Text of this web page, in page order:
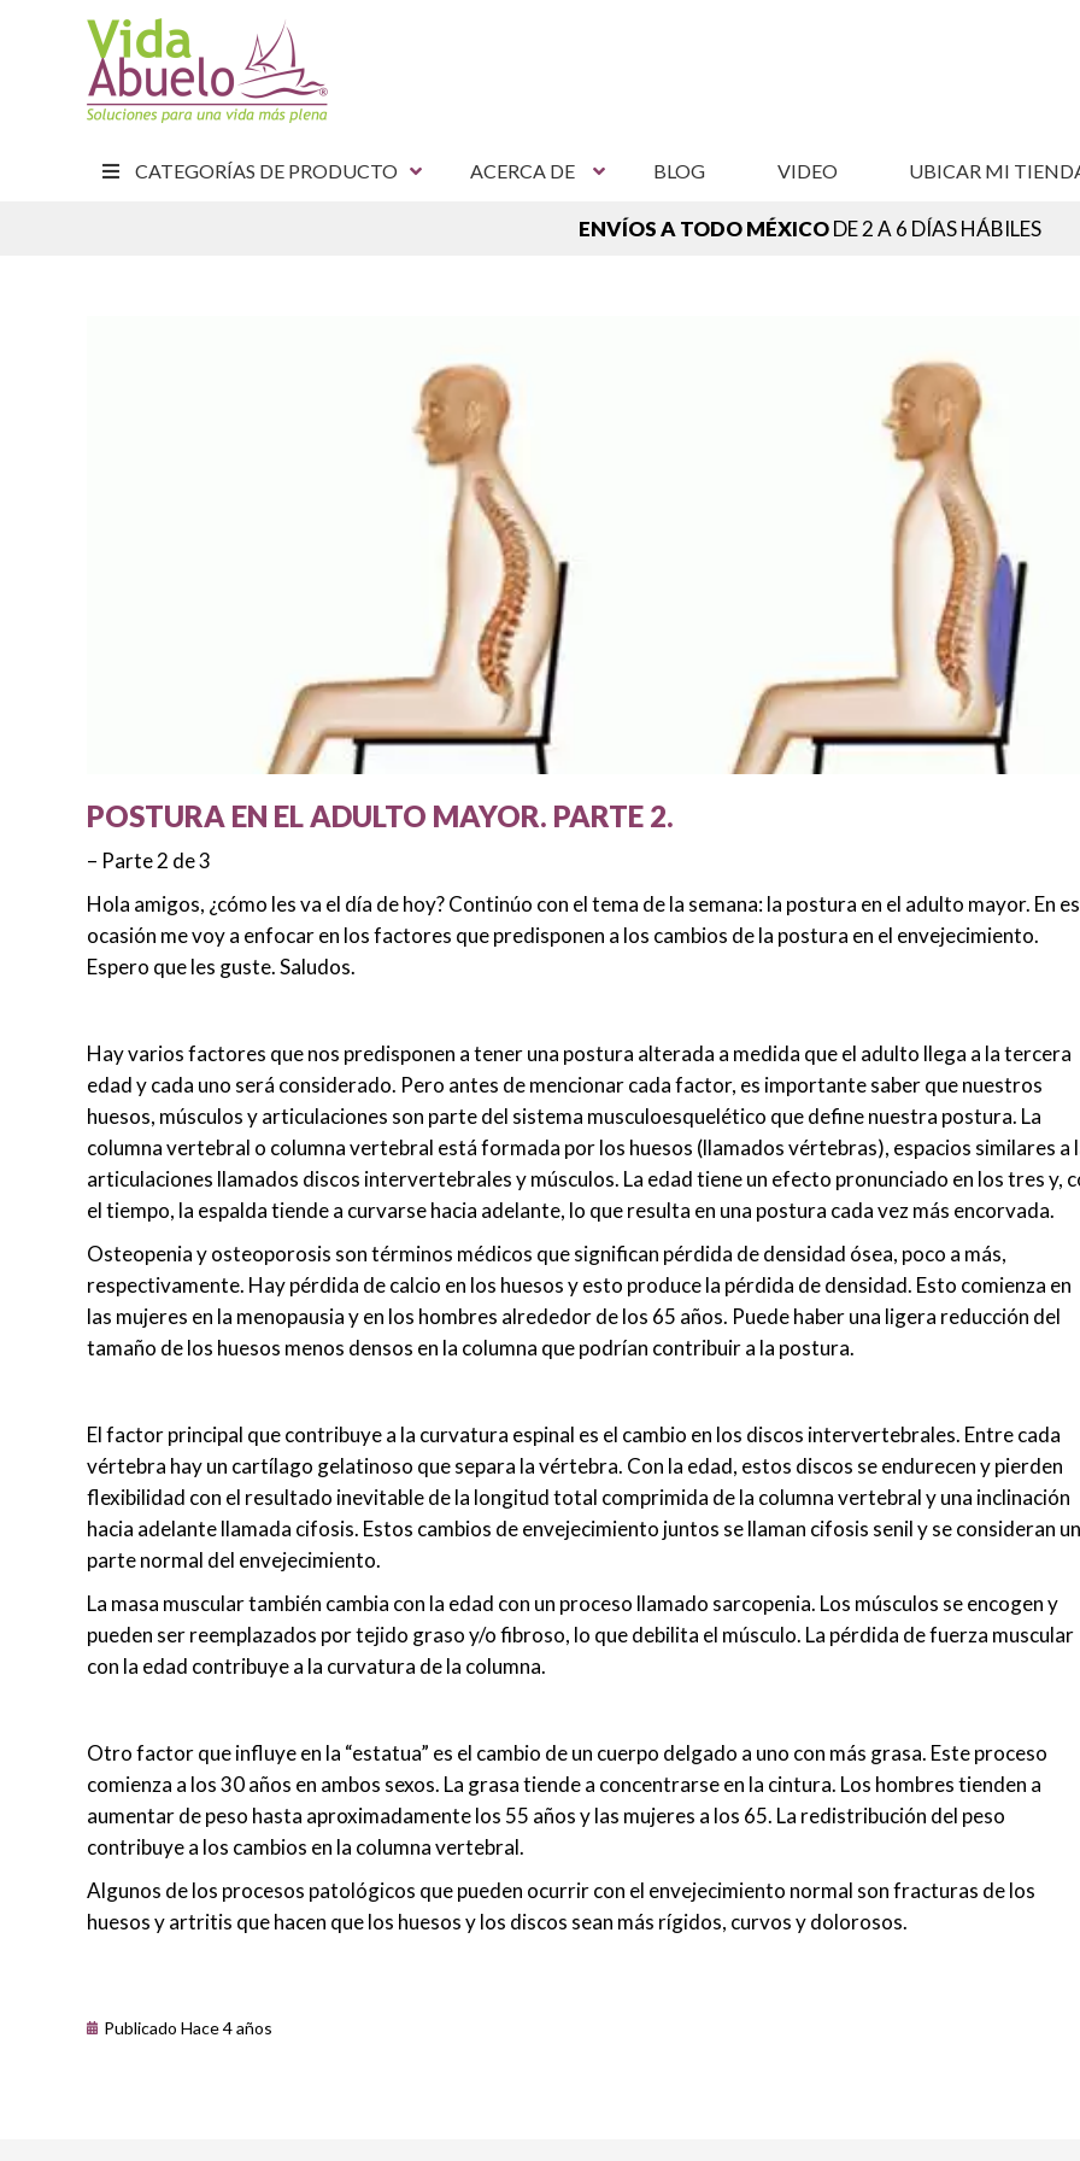
CATEGORÍAS DE PRODUCTO ACERCA DE BLOG VIDEO UBICAR MI
ENVÍOS A TODO MÉXICODE 2 A 6 DÍAS HÁBILES
POSTURA EN EL ADULTO MAYOR. PARTE 2.
– Parte 2 de 3
Hola amigos, ¿cómo les va el día de hoy? Continúo con el tema de la semana: la postura en el adulto mayor. En
ocasión me voy a enfocar en los factores que predisponen a los cambios de la postura en el envejecimiento.
Espero que les guste. Saludos.
Hay varios factores que nos predisponen a tener una postura alterada a medida que el adulto llega a la tercera
edad y cada uno será considerado. Pero antes de mencionar cada factor, es importante saber que nuestros
huesos, músculos y articulaciones son parte del sistema musculoesquelético que define nuestra postura. La
columna vertebral o columna vertebral está formada por los huesos (llamados vértebras), espacios similares a
articulaciones llamados discos intervertebrales y músculos. La edad tiene un efecto pronunciado en los tres y,
el tiempo, la espalda tiende a curvarse hacia adelante, lo que resulta en una postura cada vez más encorvada.
Osteopenia y osteoporosis son términos médicos que significan pérdida de densidad ósea, poco a más,
respectivamente. Hay pérdida de calcio en los huesos y esto produce la pérdida de densidad. Esto comienza en
las mujeres en la menopausia y en los hombres alrededor de los 65 años. Puede haber una ligera reducción del
tamaño de los huesos menos densos en la columna que podrían contribuir a la postura.
El factor principal que contribuye a la curvatura espinal es el cambio en los discos intervertebrales. Entre cada
vértebra hay un cartílago gelatinoso que separa la vértebra. Con la edad, estos discos se endurecen y pierden
flexibilidad con el resultado inevitable de la longitud total comprimida de la columna vertebral y una inclinación
hacia adelante llamada cifosis. Estos cambios de envejecimiento juntos se llaman cifosis senil y se consideran
parte normal del envejecimiento.
La masa muscular también cambia con la edad con un proceso llamado sarcopenia. Los músculos se encogen y
pueden ser reemplazados por tejido graso y/o fibroso, lo que debilita el músculo. La pérdida de fuerza muscular
con la edad contribuye a la curvatura de la columna.
Otro factor que influye en la “estatua” es el cambio de un cuerpo delgado a uno con más grasa. Este proceso
comienza a los 30 años en ambos sexos. La grasa tiende a concentrarse en la cintura. Los hombres tienden a
aumentar de peso hasta aproximadamente los 55 años y las mujeres a los 65. La redistribución del peso
contribuye a los cambios en la columna vertebral.
Algunos de los procesos patológicos que pueden ocurrir con el envejecimiento normal son fracturas de los
huesos y artritis que hacen que los huesos y los discos sean más rígidos, curvos y dolorosos.
Publicado Hace 4 años